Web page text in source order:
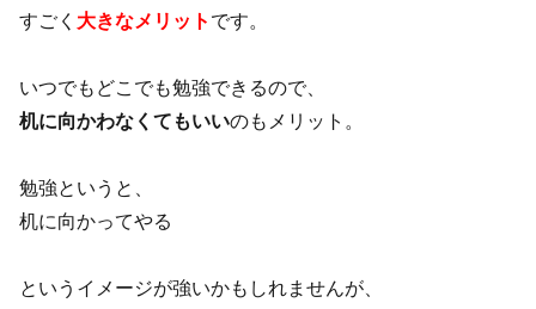
すごく 大きなメリット です。
いつでもどこでも勉強できるので、
机に向かわなくてもいいのもメリット。
勉強というと、
机に向かってやる
というイメージが強いかもしれませんが、